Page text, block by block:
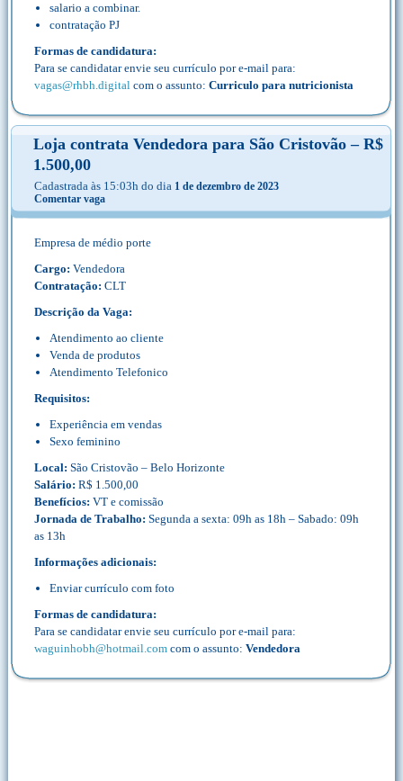
salario a combinar.
contratação PJ
Formas de candidatura:
Para se candidatar envie seu currículo por e-mail para:
vagas@rhbh.digital com o assunto: Curriculo para nutricionista
Loja contrata Vendedora para São Cristovão – R$
1.500,00
Cadastrada às 15:03h do dia 1 de dezembro de 2023
Comentar vaga
Empresa de médio porte
Cargo: Vendedora
Contratação: CLT
Descrição da Vaga:
Atendimento ao cliente
Venda de produtos
Atendimento Telefonico
Requisitos:
Experiência em vendas
Sexo feminino
Local: São Cristovão – Belo Horizonte
Salário: R$ 1.500,00
Benefícios: VT e comissão
Jornada de Trabalho: Segunda a sexta: 09h as 18h – Sabado: 09h
as 13h
Informações adicionais:
Enviar currículo com foto
Formas de candidatura:
Para se candidatar envie seu currículo por e-mail para:
waguinhobh@hotmail.com com o assunto: Vendedora